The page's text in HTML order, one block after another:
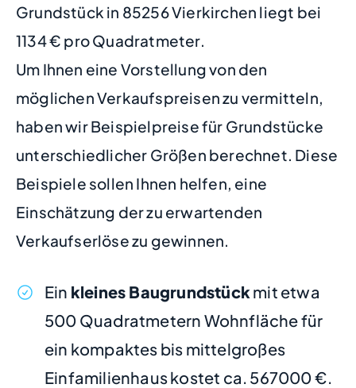
Grundstück in 85256 Vierkirchen liegt bei
1134 € pro Quadratmeter.
Um Ihnen eine Vorstellung von den
möglichen Verkaufspreisen zu vermitteln,
haben wir Beispielpreise für Grundstücke
unterschiedlicher Größen berechnet. Diese
Beispiele sollen Ihnen helfen, eine
Einschätzung der zu erwartenden
Verkaufserlöse zu gewinnen.
Ein kleines Baugrundstückmit etwa
500 Quadratmetern Wohnfläche für
ein kompaktes bis mittelgroßes
Einfamilienhaus kostet ca. 567000 €.